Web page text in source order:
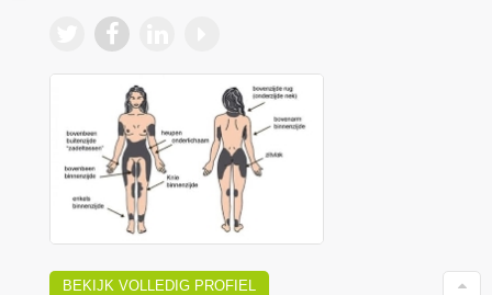
BEKIJK VOLLEDIG PROFIEL